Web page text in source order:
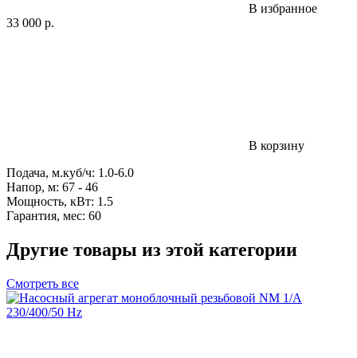
В избранное
33 000 р.
В корзину
Подача, м.куб/ч: 1.0-6.0
Напор, м: 67 - 46
Мощность, кВт: 1.5
Гарантия, мес: 60
Другие товары из этой категории
Смотреть все